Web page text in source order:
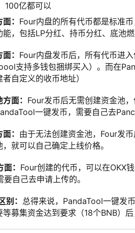
100亿都可以
： Four内盘的所有代币都是标准
，包括LP分红、持币分红、底池燃
： Four内盘发币后，所有代币进
支持多钱包捆绑买入）。而在
者自定义的收币地址）
面： Four发币后无需创建资金池
一键发币，需要自己去
： 由于无法创建资金池，Four发
就可以自己确定上线价格。
： Four创建的代币，可以在OKX
自己去申请上传的。
别： 总得来说，PandaTool一键发
募集资金达到要求（18个BNB）后